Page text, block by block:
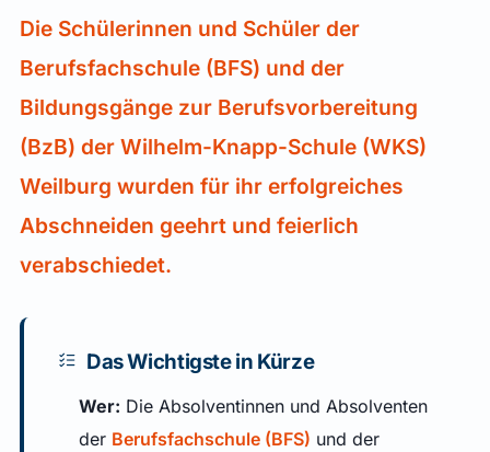
Die Schülerinnen und Schüler der
Berufsfachschule (BFS) und der
Bildungsgänge zur Berufsvorbereitung
(BzB) der Wilhelm-Knapp-Schule (WKS)
Weilburg wurden für ihr erfolgreiches
Abschneiden geehrt und feierlich
verabschiedet.
Das Wichtigste in Kürze
Wer: Die Absolventinnen und Absolventen
der Berufsfachschule (BFS) und der